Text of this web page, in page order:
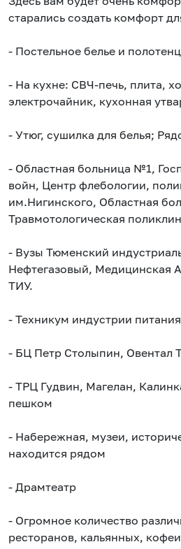
старались создать комфорт
- Постельное белье и
- На кухне: СВЧ-печь, плита,
электрочайник, кухонная
- Утюг, сушилка для белья;
- Областная больница №1,
войн, Центр флебологии,
им.Нигинского, Областная
Травмотологическая
- Вузы Тюменский
Нефтегазовый, Медицинская
TИУ.
- Техникум индустрии питания
- БЦ Петр Столыпин, Овентал
- ТРЦ Гудвин, Магелан,
пешком
- Набережная, музеи,
находится рядом
- Драмтеатр
- Огромное количество
ресторанов, кальянных,